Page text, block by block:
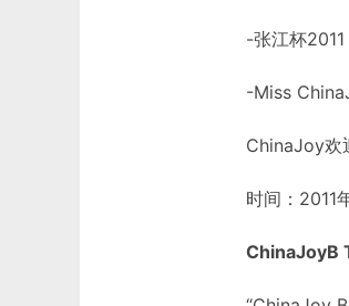
-张江杯
-Miss
ChinaJoy欢
时间：2011
ChinaJoyB